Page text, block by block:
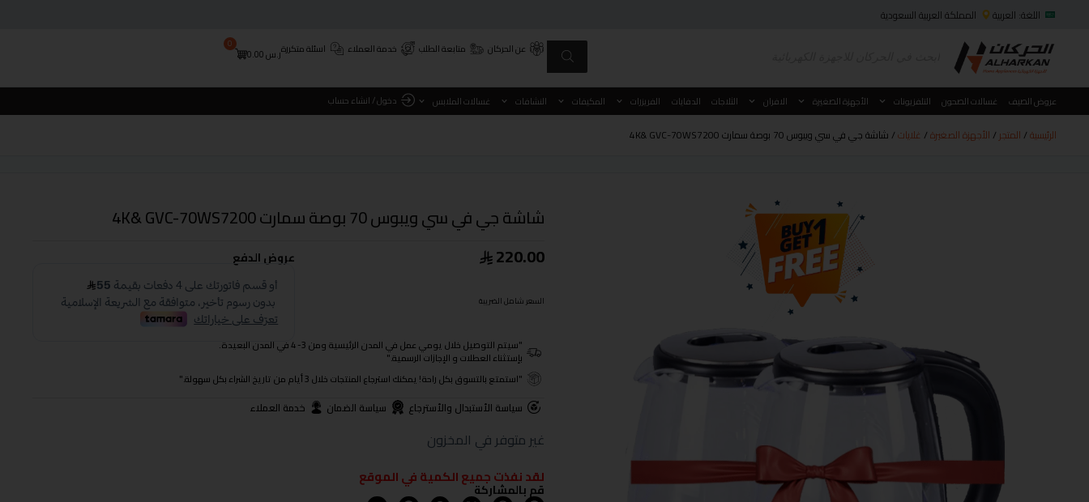
اللغة: العربية المملكة العربية السعودية
عن الحركان متابعة الطلب خدمة العملاء اسئلة متكررةر.س0.00
0
عروض الصيف غسالات الصحون التلفزيونات الأجهزة الصغيرة الافران الثلاجات الدفايات الفريزرات المكيفات النشافات غسالات الملابس دخول / انشاء حساب
الرئيسية/ المتجر / الأجهزة الصغيرة/ غلايات/ شاشة جي في سي ويبوس 70 بوصة سمارت 4K& GVC-70WS7200
شاشة جي في سي ويبوس 70 بوصة سمارت 4K& GVC-70WS7200
220.00
السعر شامل الضريبة
عروض الدفع
"سيتم التوصيل خلال يومي عمل في المدن الرئيسية ومن 3- 4 في المدن البعيدة.
بإستثناء العطلات و الإجازات الرسمية."
"استمتع بالتسوق بكل راحة! يمكنك استرجاع المنتجات خلال 3 أيام من تاريخ الشراء بكل سهولة."
سياسة الأستبدال والأسترجاع سياسة الضمان خدمة العملاء
غير متوفر في المخزون
لقد نفذت جميع الكمية في الموقع
قم بالمشاركة